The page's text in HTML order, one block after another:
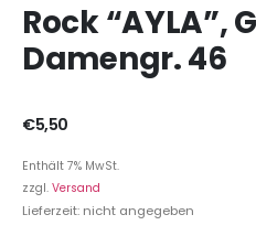
Rock “AYLA”,
Damengr. 46
€5,50
Enthält 7% MwSt.
zzgl. Versand
Lieferzeit: nicht angegeben